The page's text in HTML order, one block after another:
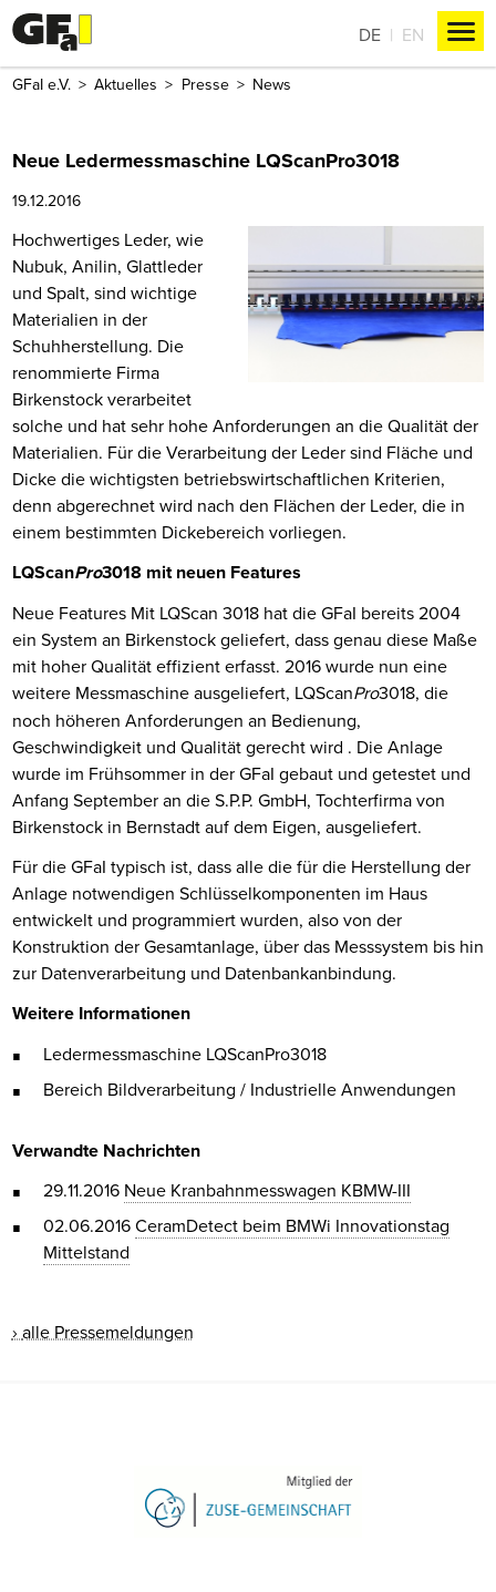
DE EN
GFaI e.V. Aktuelles Presse News
Neue Ledermessmaschine LQScanPro3018
19.12.2016
Hochwertiges Leder, wie
Nubuk, Anilin, Glattleder
und Spalt, sind wichtige
Materialien in der
Schuhherstellung. Die
renommierte Firma
Birkenstock verarbeitet
solche und hat sehr hohe Anforderungen an die Qualität der
Materialien. Für die Verarbeitung der Leder sind Fläche und
Dicke die wichtigsten betriebswirtschaftlichen Kriterien,
denn abgerechnet wird nach den Flächen der Leder, die in
einem bestimmten Dickebereich vorliegen.
LQScanPro3018 mit neuen Features
Neue Features Mit LQScan 3018 hat die GFaI bereits 2004
ein System an Birkenstock geliefert, dass genau diese Maße
mit hoher Qualität effizient erfasst. 2016 wurde nun eine
weitere Messmaschine ausgeliefert, LQScanPro3018, die
noch höheren Anforderungen an Bedienung,
Geschwindigkeit und Qualität gerecht wird . Die Anlage
wurde im Frühsommer in der GFaI gebaut und getestet und
Anfang September an die S.P.P. GmbH, Tochterfirma von
Birkenstock in Bernstadt auf dem Eigen, ausgeliefert.
Für die GFaI typisch ist, dass alle die für die Herstellung der
Anlage notwendigen Schlüsselkomponenten im Haus
entwickelt und programmiert wurden, also von der
Konstruktion der Gesamtanlage, über das Messsystem bis hin
zur Datenverarbeitung und Datenbankanbindung.
Weitere Informationen
Ledermessmaschine LQScanPro3018
Bereich Bildverarbeitung / Industrielle Anwendungen
Verwandte Nachrichten
29.11.2016 Neue Kranbahnmesswagen KBMW-III
02.06.2016CeramDetect beim BMWi Innovationstag
Mittelstand
alle Pressemeldungen